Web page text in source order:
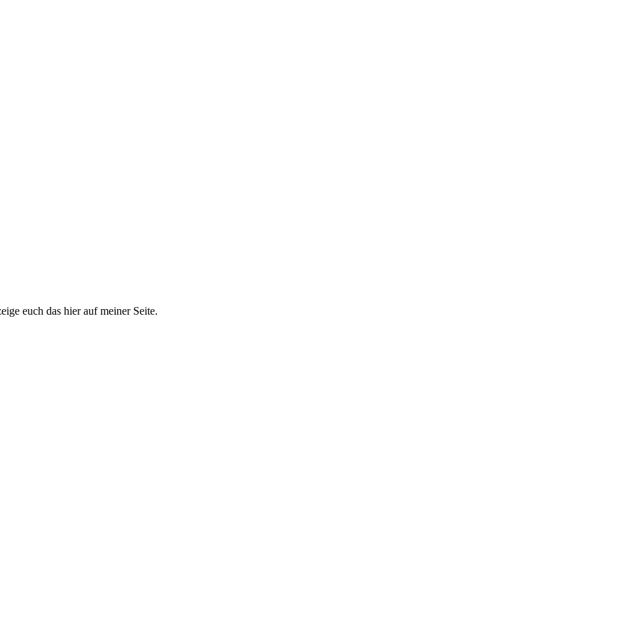
euch das hier auf meiner Seite.